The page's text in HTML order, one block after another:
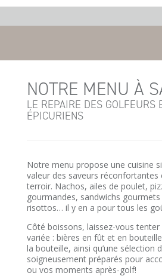
NOTRE MENU À
LE REPAIRE DES GOLFEURS
ÉPICURIENS
Notre menu propose une cuisine
valeur des saveurs réconfortantes
terroir. Nachos, ailes de poulet,
gourmandes, sandwichs
risottos… il y en a pour tous les
Côté boissons, laissez-vous
variée : bières en fût et en
la bouteille, ainsi qu’une sélection
soigneusement préparés pour
ou vos moments après-golf!